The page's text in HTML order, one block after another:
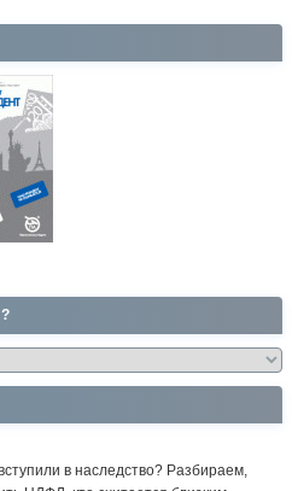
в наследство? Разбираем,